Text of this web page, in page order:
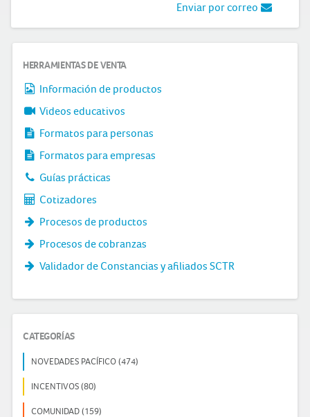
Enviar por correo
HERRAMIENTAS DE VENTA
Información de productos
Videos educativos
Formatos para personas
Formatos para empresas
Guías prácticas
Cotizadores
Procesos de productos
Procesos de cobranzas
Validador de Constancias y afiliados SCTR
CATEGORÍAS
NOVEDADES PACÍFICO (474)
INCENTIVOS (80)
COMUNIDAD (159)